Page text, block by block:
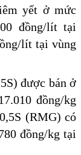
yết ở mức
đồng/lít tại
lít tại vùng
được bán ở
đồng/kg
(RMG) có
đồng/kg tại